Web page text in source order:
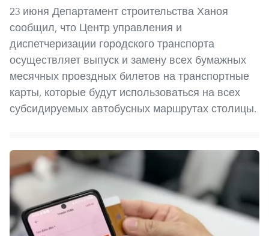
23 июня Департамент строительства Ханоя
сообщил, что Центр управления и
диспетчеризации городского транспорта
осуществляет выпуск и замену всех бумажных
месячных проездных билетов на транспортные
карты, которые будут использоваться на всех
субсидируемых автобусных маршрутах столицы.